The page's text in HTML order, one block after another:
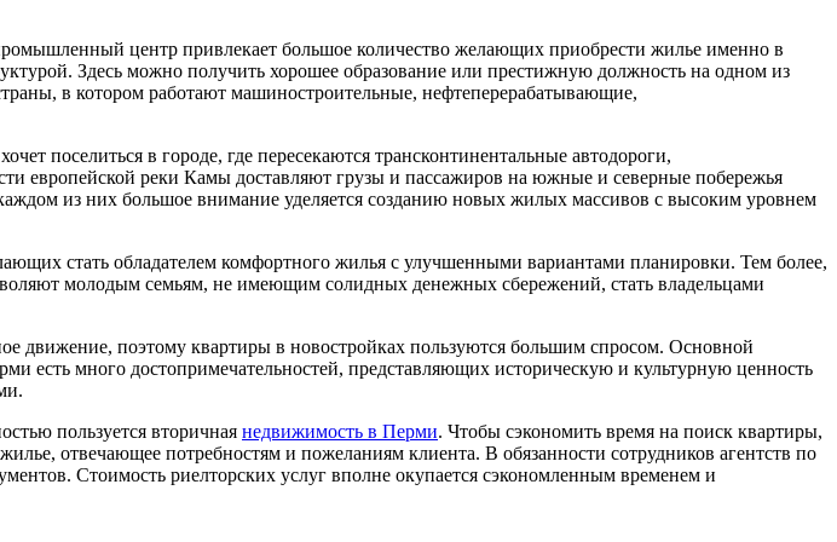
центр привлекает большое количество желающих приобрести жилье именно в
Здесь можно получить хорошее образование или престижную должность на одном из
в котором работают машиностроительные, нефтеперерабатывающие,
поселиться в городе, где пересекаются трансконтинентальные автодороги,
европейской реки Камы доставляют грузы и пассажиров на южные и северные побережья
из них большое внимание уделяется созданию новых жилых массивов с высоким уровнем
стать обладателем комфортного жилья с улучшенными вариантами планировки. Тем более,
молодым семьям, не имеющим солидных денежных сбережений, стать владельцами
движение, поэтому квартиры в новостройках пользуются большим спросом. Основной
есть много достопримечательностей, представляющих историческую и культурную ценность
пользуется вторичная недвижимость в Перми. Чтобы сэкономить время на поиск квартиры,
отвечающее потребностям и пожеланиям клиента. В обязанности сотрудников агентств по
Стоимость риелторских услуг вполне окупается сэкономленным временем и